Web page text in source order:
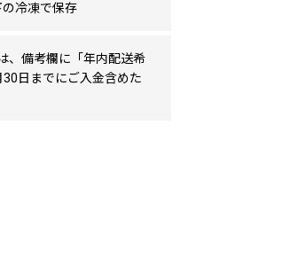
冷凍で保存
、備考欄に「年内配送希
日までにご入金含めた